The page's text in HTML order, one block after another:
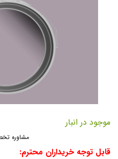
موجود در انبار
مشاوره
قابل توجه خریداران محترم: